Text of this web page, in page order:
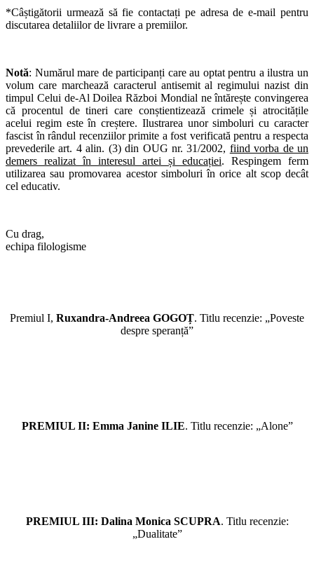
*Câștigătorii urmează să fie contactați pe adresa de e-mail pentru
discutarea detaliilor de livrare a premiilor.
Notă: Numărul mare de participanți care au optat pentru a ilustra un
volum care marchează caracterul antisemit al regimului nazist din
timpul Celui de-Al Doilea Război Mondial ne întărește convingerea
că procentul de tineri care conștientizează crimele și atrocitățile
acelui regim este în creștere. Ilustrarea unor simboluri cu caracter
fascist în rândul recenziilor primite a fost verificată pentru a respecta
prevederile art. 4 alin. (3) din OUG nr. 31/2002, fiind vorba de un
demers realizat în interesul artei și educației. Respingem ferm
utilizarea sau promovarea acestor simboluri în orice alt scop decât
cel educativ.
Cu drag,
echipa filologisme
Premiul I, Ruxandra-Andreea GOGOȚ. Titlu recenzie: „Poveste
despre speranță”
PREMIUL II: Emma Janine ILIE. Titlu recenzie: „Alone”
PREMIUL III: Dalina Monica SCUPRA. Titlu recenzie:
„Dualitate”